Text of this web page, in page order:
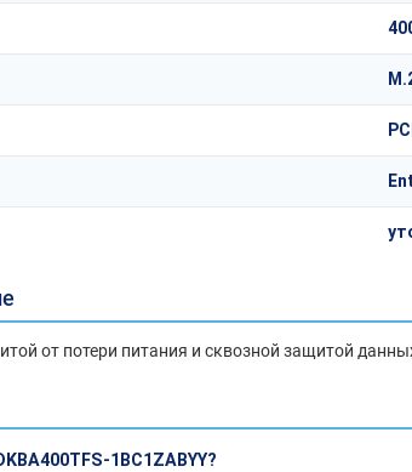
от потери питания и сквозной защитой
1BC1ZABYY?